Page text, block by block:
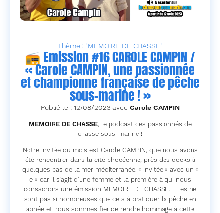
Thème : "MEMOIRE DE CHASSE"
📻 Emission #16 CAROLE CAMPIN /
« Carole CAMPIN, une passionnée
et championne française de pêche
sous-marine ! »
Publié le : 12/08/2023 avec Carole CAMPIN
MEMOIRE DE CHASSE, le podcast des passionnés de
chasse sous-marine !
Notre invitée du mois est Carole CAMPIN, que nous avons
été rencontrer dans la cité phocéenne, près des docks à
quelques pas de la mer méditerranée. « Invitée » avec un «
e » car il s’agit d’une femme et la première à qui nous
consacrons une émission MEMOIRE DE CHASSE. Elles ne
sont pas si nombreuses que cela à pratiquer la pêche en
apnée et nous sommes fier de rendre hommage à cette